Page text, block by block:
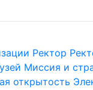
Ректор
Миссия и
открытость